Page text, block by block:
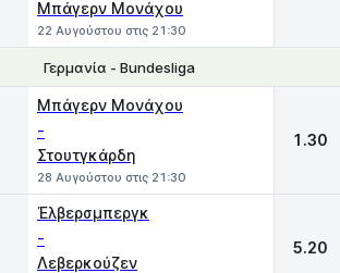
Μπάγερν Μονάχου
22 Αυγούστου στις 21:30
Γερμανία - Bundesliga
Μπάγερν Μονάχου
-
Στουτγκάρδη
28 Αυγούστου στις 21:30
1.30
Έλβερσμπεργκ
-
Λεβερκούζεν
5.20